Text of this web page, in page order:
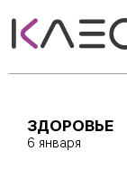
ЗДОРОВЬЕ
6 января